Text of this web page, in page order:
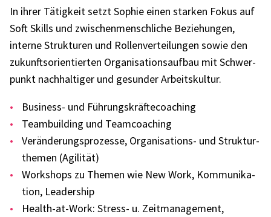
In ihrer Tätig­keit setzt Sophie einen star­ken Fokus auf
Soft Skills und zwischen­mensch­li­che Bezie­hun­gen,
interne Struk­tu­ren und Rollen­ver­tei­lun­gen sowie den
zukunfts­ori­en­tier­ten Orga­ni­sa­ti­ons­auf­bau mit Schwer­
punkt nach­hal­ti­ger und gesun­der Arbeits­kul­tur.
Busi­ness- und Führungs­kräf­te­coa­ching
Team­buil­ding und Team­coa­ching
Verän­de­rungs­pro­zesse, Orga­ni­sa­ti­ons- und Struk­tur­
the­men (Agili­tät)
Work­shops zu Themen wie New Work, Kommu­ni­ka­
tion, Leader­ship
Health-at-Work: Stress- u. Zeit­ma­nage­ment,